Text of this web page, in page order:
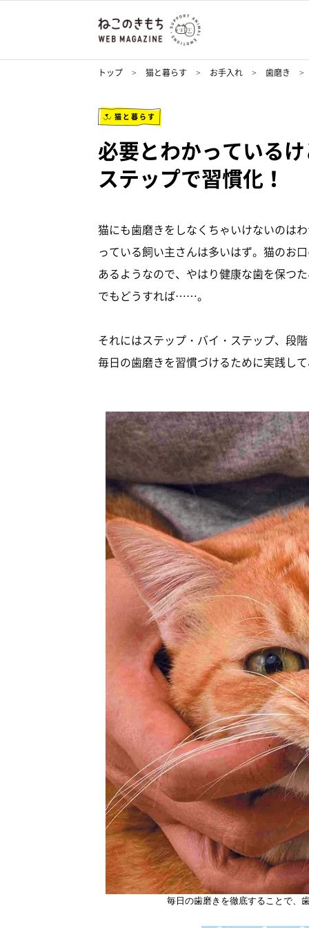
トップ 猫と暮らす お手入れ 歯磨き
猫と暮らす
必要とわかっている
ステップで習慣化！
猫にも歯磨きをしなくちゃいけないのは
っている飼い主さんは多いはず。猫のお
あるようなので、やはり健康な歯を保つ
でもどうすれば……。
それにはステップ・バイ・ステップ、段
毎日の歯磨きを習慣づけるために実践し
毎日の歯磨きを徹底することで、